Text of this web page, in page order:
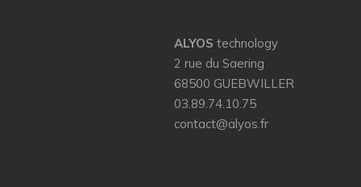
ALYOS technology
2 rue du Saering
68500 GUEBWILLER
03.89.74.10.75
contact@alyos.fr